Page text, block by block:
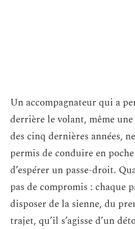
Un accompagnateur qui a
derrière le volant, même
des cinq dernières années,
permis de conduire en
d’espérer un passe-droit.
pas de compromis : chaque
disposer de la sienne, du
trajet, qu’il s’agisse d’un